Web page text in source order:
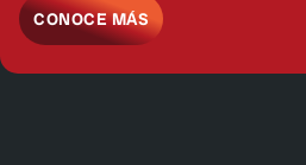
CONOCE MÁS